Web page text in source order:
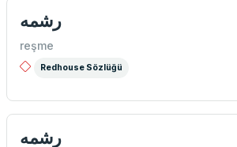
رشمه
reşme
Redhouse Sözlüğü
رشمه